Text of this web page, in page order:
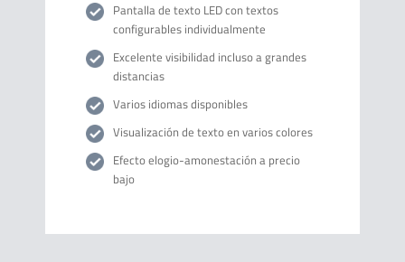
Pantalla de texto LED con textos
configurables individualmente
Excelente visibilidad incluso a grandes
distancias
Varios idiomas disponibles
Visualización de texto en varios colores
Efecto elogio-amonestación a precio
bajo